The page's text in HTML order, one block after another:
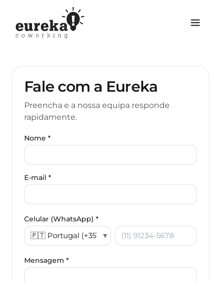
Fale com a Eureka
Preencha e a nossa equipa responde
rapidamente.
Nome *
E-mail *
Celular (WhatsApp) *
▾
Mensagem *